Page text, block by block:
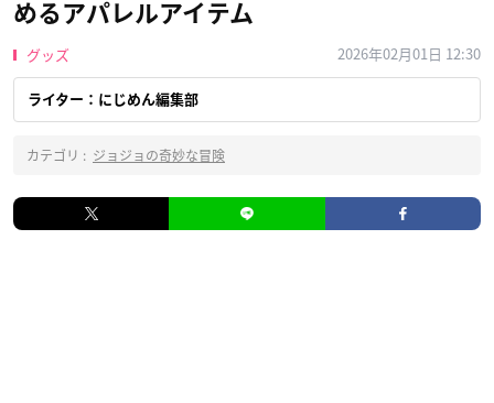
めるアパレルアイテム
グッズ 2026年02月01日 12:30
ライター：にじめん編集部
カテゴリ : ジョジョの奇妙な冒険